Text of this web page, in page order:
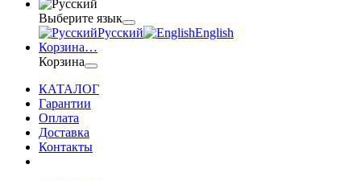
Выберите язык
Русский
English
Корзина…
Корзина
КАТАЛОГ
Гарантии
Оплата
Доставка
Контакты